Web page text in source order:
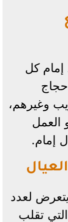
كل
وغيرهم،
العمل
إمام.
لعدد
تقلب